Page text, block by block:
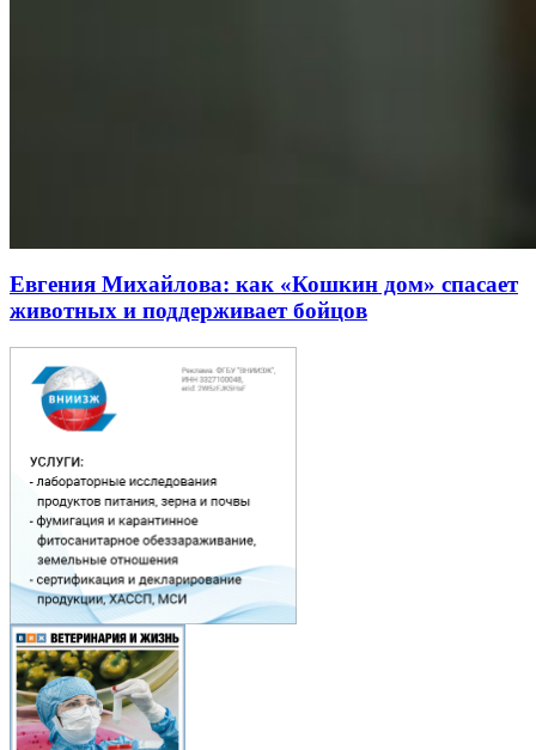
Евгения Михайлова: как «Кошкин дом» спасает
животных и поддерживает бойцов